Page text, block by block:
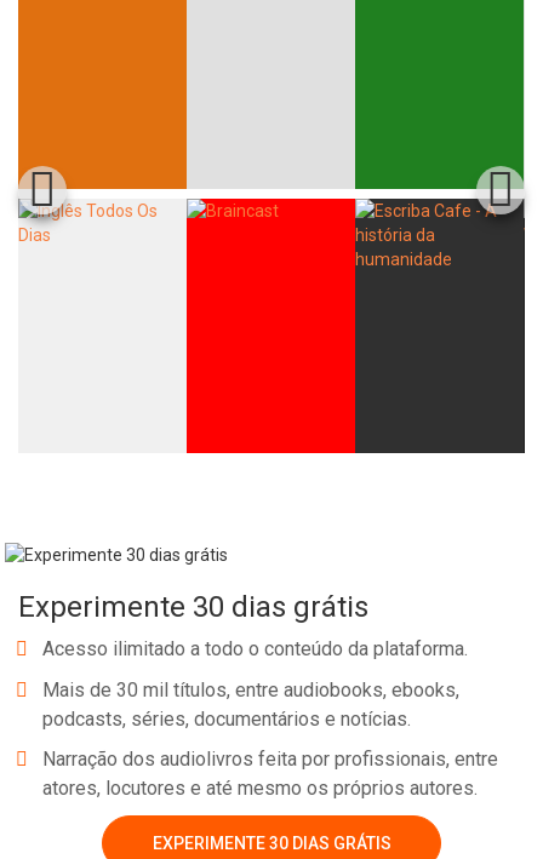
Experimente 30 dias grátis
Acesso ilimitado a todo o conteúdo da plataforma.
Mais de 30 mil títulos, entre audiobooks, ebooks,
podcasts, séries, documentários e notícias.
Narração dos audiolivros feita por profissionais, entre
atores, locutores e até mesmo os próprios autores.
EXPERIMENTE 30 DIAS GRÁTIS